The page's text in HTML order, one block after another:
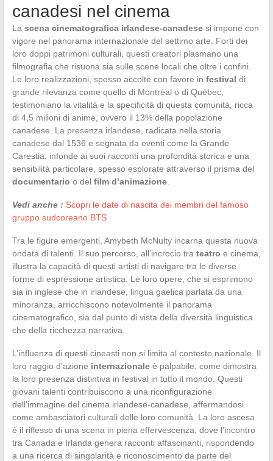
canadesi nel cinema
La scena cinematografica irlandese-canadesesi impone con
vigore nel panorama internazionale del settimo arte. Forti dei
loro doppi patrimoni culturali, questi creatori plasmano una
filmografia che risuona sia sulle scene locali che oltre i confini.
Le loro realizzazioni, spesso accolte con favore in festival di
grande rilevanza come quello di Montréal o di Québec,
testimoniano la vitalità e la specificità di questa comunità, ricca
di 4,5 milioni di anime, ovvero il 13% della popolazione
canadese. La presenza irlandese, radicata nella storia
canadese dal 1536 e segnata da eventi come la Grande
Carestia, infonde ai suoi racconti una profondità storica e una
sensibilità particolare, spesso esplorate attraverso il prisma del
documentario o del film d’animazione.
Vedi anche : Scopri le date di nascita dei membri del famoso
gruppo sudcoreano BTS
Tra le figure emergenti, Amybeth McNulty incarna questa nuova
ondata di talenti. Il suo percorso, all’incrocio tra teatro e cinema,
illustra la capacità di questi artisti di navigare tra le diverse
forme di espressione artistica. Le loro opere, che si esprimono
sia in inglese che in irlandese, lingua gaelica parlata da una
minoranza, arricchiscono notevolmente il panorama
cinematografico, sia dal punto di vista della diversità linguistica
che della ricchezza narrativa.
L’influenza di questi cineasti non si limita al contesto nazionale. Il
loro raggio d’azione internazionaleè palpabile, come dimostra
la loro presenza distintiva in festival in tutto il mondo. Questi
giovani talenti contribuiscono a una riconfigurazione
dell’immagine del cinema irlandese-canadese, affermandosi
come ambasciatori culturali delle loro comunità. La loro ascesa
è il riflesso di una scena in piena effervescenza, dove l’incontro
tra Canada e Irlanda genera racconti affascinanti, rispondendo
a una ricerca di singolarità e riconoscimento da parte del